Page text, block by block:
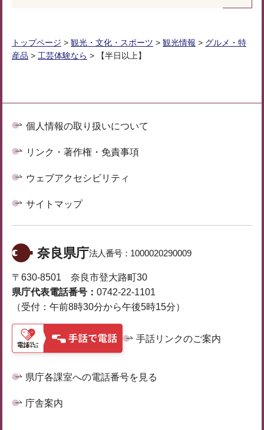
トップページ > 観光・文化・スポーツ > 観光情報 > グルメ・特
産品 > 工芸体験なら > 【半日以上】
個人情報の取り扱いについて
リンク・著作権・免責事項
ウェブアクセシビリティ
サイトマップ
奈良県庁法人番号： 1000020290009
〒630-8501 奈良市登大路町30
県庁代表電話番号： 0742-22-1101
（受付：午前8時30分から午後5時15分）
手話リンクのご案内
県庁各課室への電話番号を見る
庁舎案内